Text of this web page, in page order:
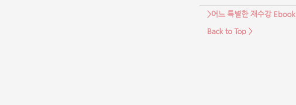
>어느 특별한 재수강 Ebook
Back to Top >